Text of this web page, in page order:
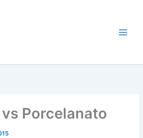
Porcelanato